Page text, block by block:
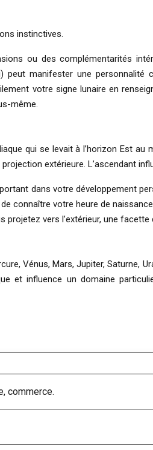
instinctives.
ou des complémentarités
manifester une
votre signe lunaire en
même.
qui se levait à l’horizon Est
extérieure. L’ascendant
dans votre développement
connaître votre heure de
vers l’extérieur, une
Vénus, Mars, Jupiter, Saturne,
et influence un domaine
commerce.